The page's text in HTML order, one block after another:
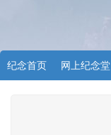
纪念首页 网上纪念堂